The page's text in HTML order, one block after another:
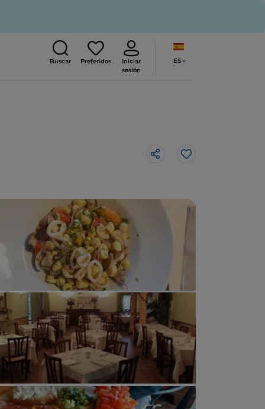
Buscar Preferidos
Iniciar
sesión
ES
Me gusta